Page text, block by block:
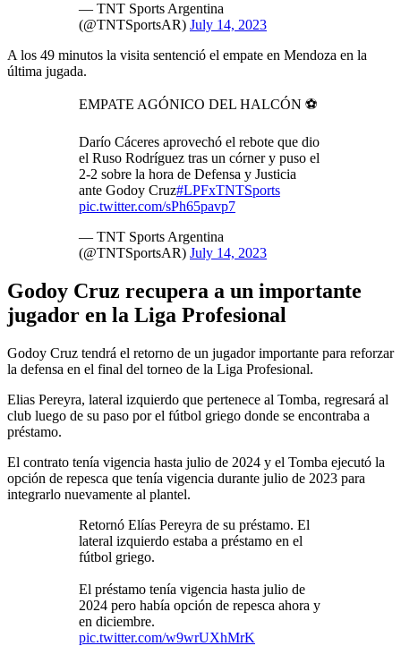
— TNT Sports Argentina
(@TNTSportsAR) July 14, 2023
A los 49 minutos la visita sentenció el empate en Mendoza en la
última jugada.
EMPATE AGÓNICO DEL HALCÓN ⚽
Darío Cáceres aprovechó el rebote que dio
el Ruso Rodríguez tras un córner y puso el
2-2 sobre la hora de Defensa y Justicia
ante Godoy Cruz#LPFxTNTSports
pic.twitter.com/sPh65pavp7
— TNT Sports Argentina
(@TNTSportsAR) July 14, 2023
Godoy Cruz recupera a un importante
jugador en la Liga Profesional
Godoy Cruz tendrá el retorno de un jugador importante para reforzar
la defensa en el final del torneo de la Liga Profesional.
Elias Pereyra, lateral izquierdo que pertenece al Tomba, regresará al
club luego de su paso por el fútbol griego donde se encontraba a
préstamo.
El contrato tenía vigencia hasta julio de 2024 y el Tomba ejecutó la
opción de repesca que tenía vigencia durante julio de 2023 para
integrarlo nuevamente al plantel.
Retornó Elías Pereyra de su préstamo. El
lateral izquierdo estaba a préstamo en el
fútbol griego.
El préstamo tenía vigencia hasta julio de
2024 pero había opción de repesca ahora y
en diciembre.
pic.twitter.com/w9wrUXhMrK